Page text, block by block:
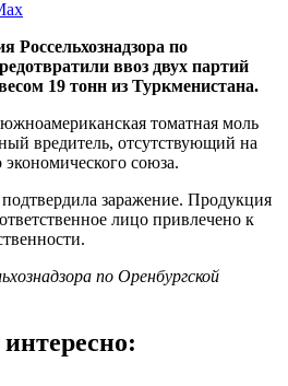
Россельхознадзора по
ввоз двух партий
19 тонн из Туркменистана.
томатная моль
вредитель, отсутствующий на
союза.
заражение. Продукция
лицо привлечено к
по Оренбургской